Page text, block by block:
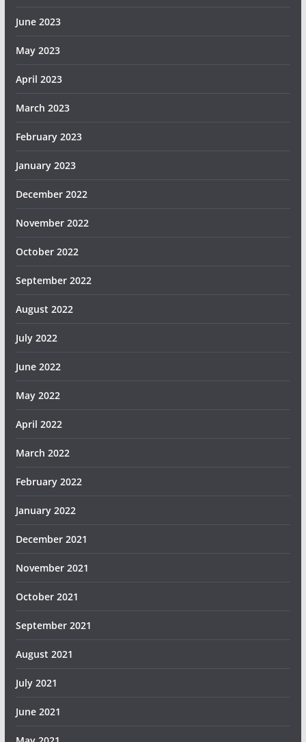
June 2023
May 2023
April 2023
March 2023
February 2023
January 2023
December 2022
November 2022
October 2022
September 2022
August 2022
July 2022
June 2022
May 2022
April 2022
March 2022
February 2022
January 2022
December 2021
November 2021
October 2021
September 2021
August 2021
July 2021
June 2021